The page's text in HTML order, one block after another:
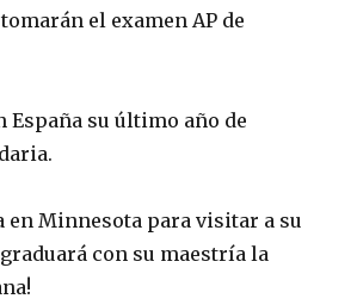
el examen AP de
España su último año de
en Minnesota para visitar a su
con su maestría la